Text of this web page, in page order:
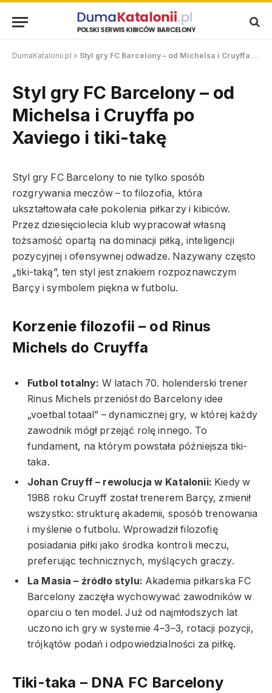
DumaKatalonii.pl » Styl gry FC Barcelony – od Michelsa i Cruyffa po Xaviego i tiki-takę
Styl gry FC Barcelony – od
Michelsa i Cruyffa po
Xaviego i tiki-takę
Styl gry FC Barcelony to nie tylko sposób
rozgrywania meczów – to filozofia, która
ukształtowała całe pokolenia piłkarzy i kibiców.
Przez dziesięciolecia klub wypracował własną
tożsamość opartą na dominacji piłką, inteligencji
pozycyjnej i ofensywnej odwadze. Nazywany często
„tiki-taką”, ten styl jest znakiem rozpoznawczym
Barçy i symbolem piękna w futbolu.
Korzenie filozofii – od Rinus
Michels do Cruyffa
Futbol totalny: W latach 70. holenderski trener
Rinus Michels przeniósł do Barcelony idee
„voetbal totaal” – dynamicznej gry, w której każdy
zawodnik mógł przejąć rolę innego. To
fundament, na którym powstała późniejsza tiki-
taka.
Johan Cruyff – rewolucja w Katalonii: Kiedy w
1988 roku Cruyff został trenerem Barçy, zmienił
wszystko: strukturę akademii, sposób trenowania
i myślenie o futbolu. Wprowadził filozofię
posiadania piłki jako środka kontroli meczu,
preferując technicznych, myślących graczy.
La Masia – źródło stylu: Akademia piłkarska FC
Barcelony zaczęła wychowywać zawodników w
oparciu o ten model. Już od najmłodszych lat
uczono ich gry w systemie 4–3–3, rotacji pozycji,
trójkątów podań i odpowiedzialności za piłkę.
Tiki-taka – DNA FC Barcelony